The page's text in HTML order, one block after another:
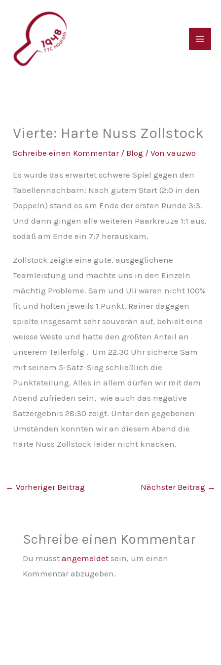
springen
Vierte: Harte Nuss Zollstock
Schreibe einen Kommentar / Blog / Vonvauzwo
Es wurde das erwartet schwere Spiel gegen den
Tabellennachbarn: Nach gutem Start (2:0 in den
Doppeln) stand es am Ende der ersten Runde 3:3.
Und dann gingen alle weiteren Paarkreuze 1:1 aus,
sodaß am Ende ein 7:7 herauskam.
Zollstock zeigte eine gute, ausgeglichene
Teamleistung und machte uns in den Einzeln
mächtig Probleme. Sam und Uli waren nicht 100%
fit und holten jeweils 1 Punkt. Rainer dagegen
spielte insgesamt sehr souverän auf, behielt eine
weisse Weste und hatte den größten Anteil an
unserem Teilerfolg . Um 22.30 Uhr sicherte Sam
mit seinem 5-Satz-Sieg schließlich die
Punkteteilung. Alles in allem dürfen wir mit dem
Abend zufrieden sein, wie auch das negative
Satzergebnis 28:30 zeigt. Unter den gegebenen
Umständen konnten wir an diesem Abend die
harte Nuss Zollstock leider nicht knacken.
← Vorheriger Beitrag Nächster Beitrag →
Schreibe einen Kommentar
Du musst angemeldetsein, um einen
Kommentar abzugeben.
t
c
h
i
v